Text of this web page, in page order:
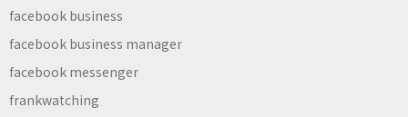
facebook business
facebook business manager
facebook messenger
frankwatching